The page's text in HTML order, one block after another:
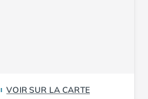
VOIR SUR LA CARTE